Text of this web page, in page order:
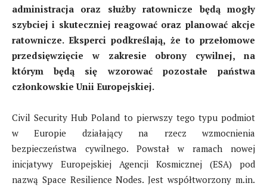
administracja oraz służby ratownicze będą mogły
szybciej i skuteczniej reagować oraz planować akcje
ratownicze. Eksperci podkreślają, że to przełomowe
przedsięwzięcie w zakresie obrony cywilnej, na
którym będą się wzorować pozostałe państwa
członkowskie Unii Europejskiej.
Civil Security Hub Poland to pierwszy tego typu podmiot
w Europie działający na rzecz wzmocnienia
bezpieczeństwa cywilnego. Powstał w ramach nowej
inicjatywy Europejskiej Agencji Kosmicznej (ESA) pod
nazwą Space Resilience Nodes. Jest współtworzony m.in.